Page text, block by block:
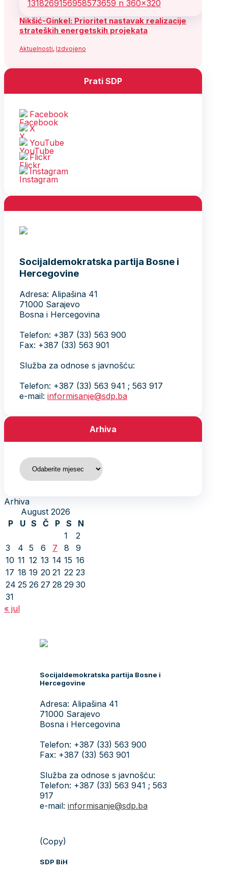
Nikšić-Ginkel: Prioritet nastavak realizacije
strateških energetskih projekata
Aktuelnosti, Izdvojeno
Prati SDP
Facebook
X
YouTube
Flickr
Instagram
Socijaldemokratska partija Bosne i
Hercegovine
Adresa: Alipašina 41
71000 Sarajevo
Bosna i Hercegovina
Telefon: +387 (33) 563 900
Fax: +387 (33) 563 901
Služba za odnose s javnošću:
Telefon: +387 (33) 563 941 ; 563 917
e-mail: informisanje@sdp.ba
Arhiva
Arhiva
Arhiva
August 2026
P
U S Č P S
N
1
2
3
4 5 6 7 8
9
10 11 12 13 14 15 16
17 18 19 20 21 22 23
24 25 26 27 28 29 30
31
« jul
Socijaldemokratska partija Bosne i
Hercegovine
Adresa: Alipašina 41
71000 Sarajevo
Bosna i Hercegovina
Telefon: +387 (33) 563 900
Fax: +387 (33) 563 901
Služba za odnose s javnošću:
Telefon: +387 (33) 563 941 ; 563
917
e-mail: informisanje@sdp.ba
(Copy)
SDP BiH